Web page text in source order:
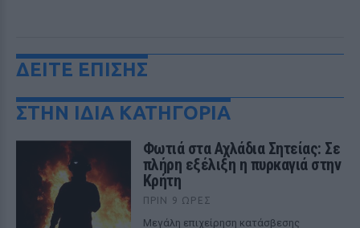
ΔΕΙΤΕ ΕΠΙΣΗΣ
ΣΤΗΝ ΙΔΙΑ ΚΑΤΗΓΟΡΙΑ
Φωτιά στα Αχλάδια Σητείας: Σε
πλήρη εξέλιξη η πυρκαγιά στην
Κρήτη
ΠΡΙΝ 9 ΏΡΕΣ
Μεγάλη επιχείρηση κατάσβεσης